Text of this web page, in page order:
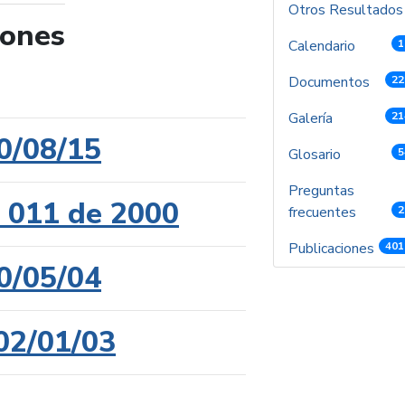
08/15
de 2000
05/04
01/03
Otros Resultados
Calendario
Documentos
Galería
Glosario
Preguntas
frecuentes
Publicaciones